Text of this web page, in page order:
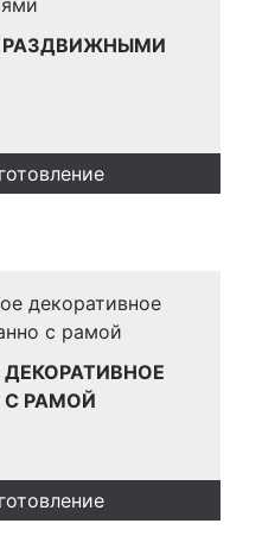
РАЗДВИЖНЫМИ
С РАМОЙ